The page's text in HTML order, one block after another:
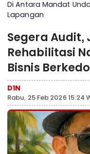
Di Antara Mandat
Lapangan
Segera
Rehabilitasi
Bisnis
D1N
Rabu, 25 Feb 2026 15:24